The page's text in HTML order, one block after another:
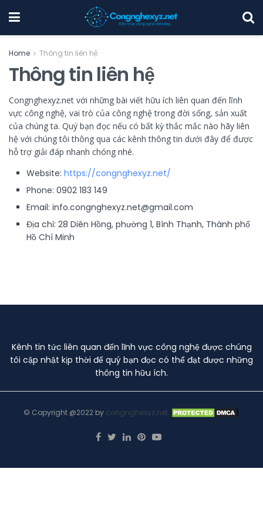
Home Thông tin liên hệ
Thông tin liên hệ
Congnghexyz.net với những bài viết hữu ích liên quan đến lĩnh
vực công nghệ, vai trò của công nghệ trong đời sống, sản xuất
của chúng ta. Quý bạn đọc nếu có bất kỳ thắc mắc nào hãy liên
hệ với chúng tôi thông qua các kênh thông tin dưới đây để được
hỗ trợ giải đáp nhanh chóng nhé.
Website: https://congnghexyz.net/
Phone: 0902 183 149
Email: info.congnghexyz.net@gmail.com
Địa chỉ: 28 Diên Hồng, phường 1, Bình Thạnh, Thành phố
Hồ Chí Minh
Kênh tin tức liên quan đến lĩnh vực công nghệ được chúng
tôi cập nhật kịp thời để quý bạn đọc có thể đạt được những
thông tin hữu ích.
© Copyright @2022 by congnghexyz.net